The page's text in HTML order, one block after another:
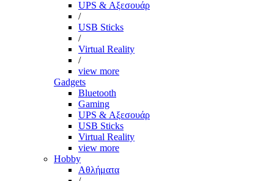
UPS & Αξεσουάρ
/
USB Sticks
/
Virtual Reality
/
view more
Gadgets
Bluetooth
Gaming
UPS & Αξεσουάρ
USB Sticks
Virtual Reality
view more
Hobby
Αθλήματα